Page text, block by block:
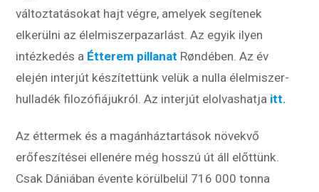
változtatásokat hajt végre, amelyek segítenek
elkerülni az élelmiszerpazarlást. Az egyik ilyen
intézkedés a Étterem pillanat Røndében. Az év
elején interjút készítettünk velük a nulla élelmiszer-
hulladék filozófiájukról. Az interjút elolvashatja itt.
Az éttermek és a magánháztartások növekvő
erőfeszítései ellenére még hosszú út áll előttünk.
Csak Dániában évente körülbelül 716 000 tonna